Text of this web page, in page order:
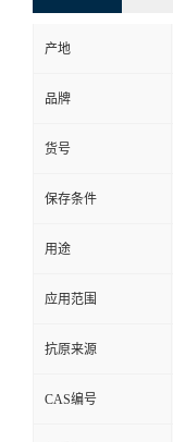
产地
品牌
货号
保存条件
用途
应用范围
抗原来源
CAS编号